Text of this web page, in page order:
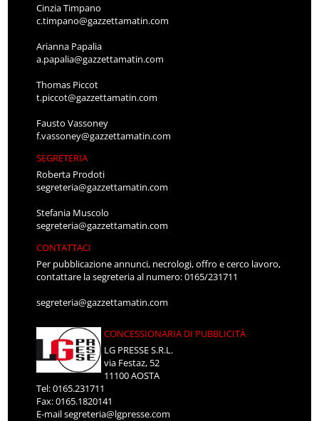
Cinzia Timpano
c.timpano@gazzettamatin.com
Arianna Papalia
a.papalia@gazzettamatin.com
Thomas Piccot
t.piccot@gazzettamatin.com
Fausto Vassoney
f.vassoney@gazzettamatin.com
SEGRETERIA
Roberta Prodoti
segreteria@gazzettamatin.com
Stefania Muscolo
segreteria@gazzettamatin.com
CONTATTACI
Per pubblicazione annunci, necrologi, offro e cerco lavoro,
contattare la segreteria al numero: 0165/231711
segreteria@gazzettamatin.com
CONCESSIONARIA DI PUBBLICITÀ
LG PRESSE S.R.L.
via Festaz, 52
11100 AOSTA
Tel: 0165.231711
Fax: 0165.1820141
E-mailsegreteria@lgpresse.com